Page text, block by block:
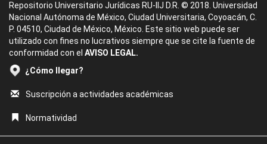
Repositorio Universitario Jurídicas RU-IIJ D.R. © 2018. Universidad
Nacional Autónoma de México, Ciudad Universitaria, Coyoacán, C.
P. 04510, Ciudad de México, México. Este sitio web puede ser
utilizado con fines no lucrativos siempre que se cite la fuente de
conformidad con el AVISO LEGAL.
¿Cómo llegar?
Suscripción a actividades académicas
Normatividad